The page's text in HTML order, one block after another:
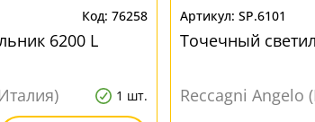
76258
6200 L
1 шт.
SP.6101
Точечный
Reccagni Angelo